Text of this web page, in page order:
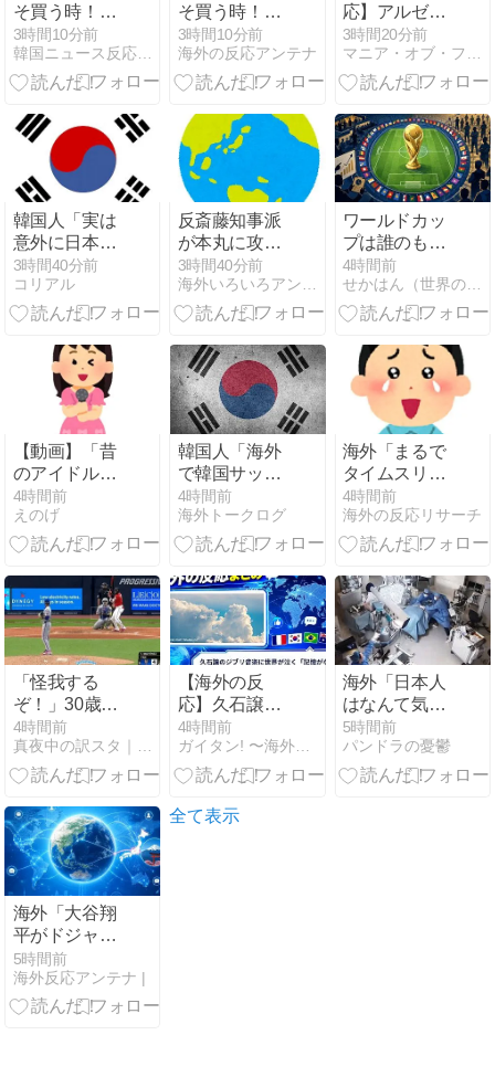
そ買う時！」
コスピ7400ポ
イント以下は
押し目買いの
3時間10分前
韓国ニュース反応まとめ
そ買う時！」
コスピ7400ポ
イント以下は
押し目買いの
3時間10分前
海外の反応アンテナ
応】アルゼン
チン協会、
FIFA会長に断
固たる支持を
もないんだな
ｗ」
3時間20分前
マニア・オブ・フットボール 〜名将からの提言〜
韓国人「実は
意外に日本が
市場を独占し
ている産業が
こち
3時間40分前
コリアル
反斎藤知事派
が本丸に攻め
込まれる窮地
に突入、「よ
うやく反撃の
と手際の良さ
に感心する人
が続出中
3時間40分前
海外いろいろアンテナ
ワールドカッ
プは誰のもの
か FIFA新会社
構想が10日足
らずで撤回さ
外の反応・解
説】
4時間前
せかはん（世界の反応）|海外の反応まとめブログ
【動画】「昔
のアイドルは
個人情報がガ
バガバだっ
た」を誇張し
画が秀逸すぎ
るｗｗｗ
4時間前
えのげ
韓国人「海外
で韓国サッカ
ーの2002年ベ
スト4の実力
は、実際には
められてるん
だ…？（ﾌﾞﾙﾌﾞ
ﾙ」＝韓国の反
応
4時間前
海外トークログ
海外「まるで
タイムスリッ
プしたみたい
だ…！」日本
の江戸時代の
まま保存され
ている貴重な
場所と
は・・・？
【海外の反
応】
4時間前
海外の反応リサーチ
「怪我する
ぞ！」30歳で
のメジャーデ
ビュー、三振
後の豪快ジャ
賛否の声【海
外の反応】
4時間前
真夜中の訳スタ｜MLB・欧州サッカー 海外の反応翻訳ブログ
【海外の反
応】久石譲の
ジブリ音楽に
世界が泣く
「記憶がない
りに」
4時間前
ガイタン! 〜海外の反応探訪〜
海外「日本人
はなんて気高
いんだ！」 英
高級紙も驚愕
した極限の中
5時間前
パンドラの憂鬱
海外「大谷翔
平がドジャー
スでfWAR25.0
到達！歴史的
ペースに海外
5時間前
海外反応アンテナ |
全て表示